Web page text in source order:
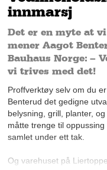
innmarsj
Det er en myte at
mener Aagot
Bauhaus Norge: –
vi trives med det!
Proffverktøy selv om du
Benterud det gedigne
belysning, grill, planter,
måtte trenge til
samlet under ett tak.
Og varehuset på